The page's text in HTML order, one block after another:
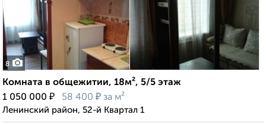
8
Комната в общежитии, 18м², 5/5 этаж
1 050 000 ₽ 58 400 ₽ за м²
Ленинский район, 52-й Квартал 1